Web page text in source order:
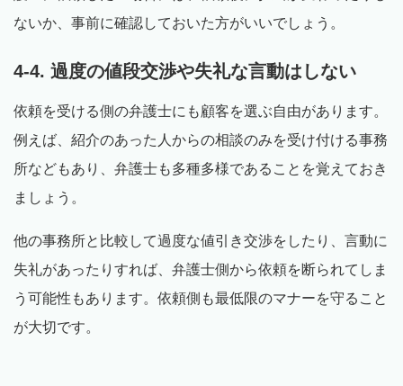
ないか、事前に確認しておいた方がいいでしょう。
4-4. 過度の値段交渉や失礼な言動はしない
依頼を受ける側の弁護士にも顧客を選ぶ自由があります。
例えば、紹介のあった人からの相談のみを受け付ける事務
所などもあり、弁護士も多種多様であることを覚えておき
ましょう。
他の事務所と比較して過度な値引き交渉をしたり、言動に
失礼があったりすれば、弁護士側から依頼を断られてしま
う可能性もあります。依頼側も最低限のマナーを守ること
が大切です。